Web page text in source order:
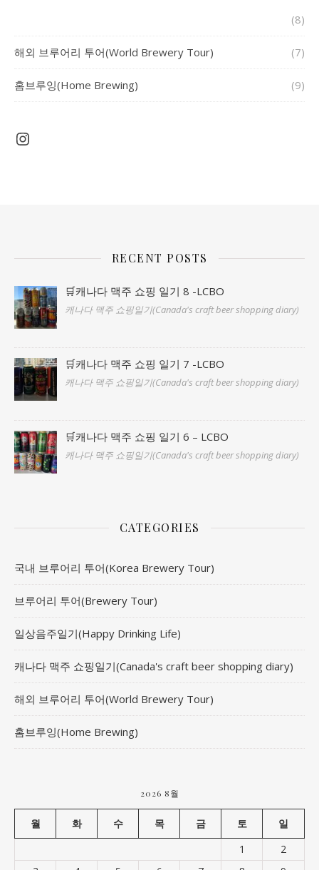
(8)
해외 브루어리 투어(World Brewery Tour) (7)
홈브루잉(Home Brewing) (9)
Instagram
RECENT POSTS
🛒캐나다 맥주 쇼핑 일기 8 -LCBO
캐나다 맥주 쇼핑일기(Canada's craft beer shopping diary)
🛒캐나다 맥주 쇼핑 일기 7 -LCBO
캐나다 맥주 쇼핑일기(Canada's craft beer shopping diary)
🛒캐나다 맥주 쇼핑 일기 6 – LCBO
캐나다 맥주 쇼핑일기(Canada's craft beer shopping diary)
CATEGORIES
국내 브루어리 투어(Korea Brewery Tour)
브루어리 투어(Brewery Tour)
일상음주일기(Happy Drinking Life)
캐나다 맥주 쇼핑일기(Canada's craft beer shopping diary)
해외 브루어리 투어(World Brewery Tour)
홈브루잉(Home Brewing)
2026 8월
월 화 수 목 금 토
일
1
2